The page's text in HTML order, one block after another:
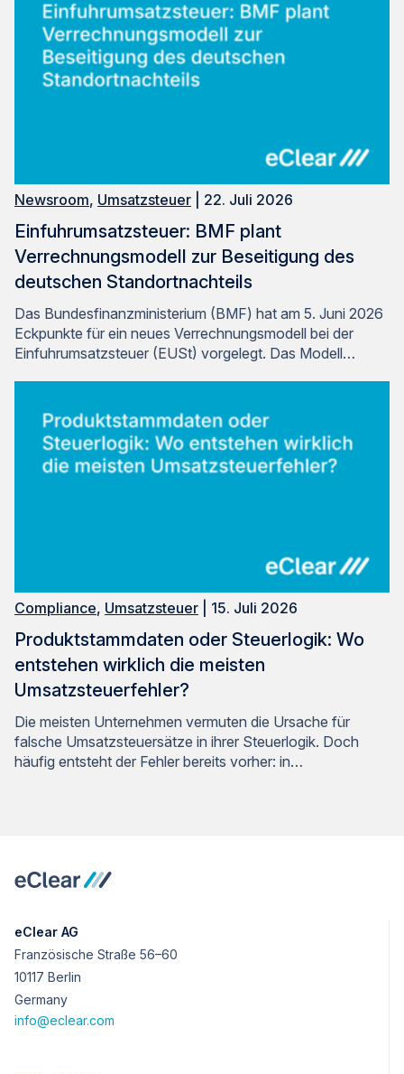
Newsroom, Umsatzsteuer | 22. Juli 2026
Einfuhrumsatzsteuer: BMF plant
Verrechnungsmodell zur Beseitigung des
deutschen Standortnachteils
Das Bundesfinanzministerium (BMF) hat am 5. Juni 2026
Eckpunkte für ein neues Verrechnungsmodell bei der
Einfuhrumsatzsteuer (EUSt) vorgelegt. Das Modell…
Compliance, Umsatzsteuer | 15. Juli 2026
Produktstammdaten oder Steuerlogik: Wo
entstehen wirklich die meisten
Umsatzsteuerfehler?
Die meisten Unternehmen vermuten die Ursache für
falsche Umsatzsteuersätze in ihrer Steuerlogik. Doch
häufig entsteht der Fehler bereits vorher: in…
eClear AG
Französische Straße 56–60
10117 Berlin
Germany
info@eclear.com